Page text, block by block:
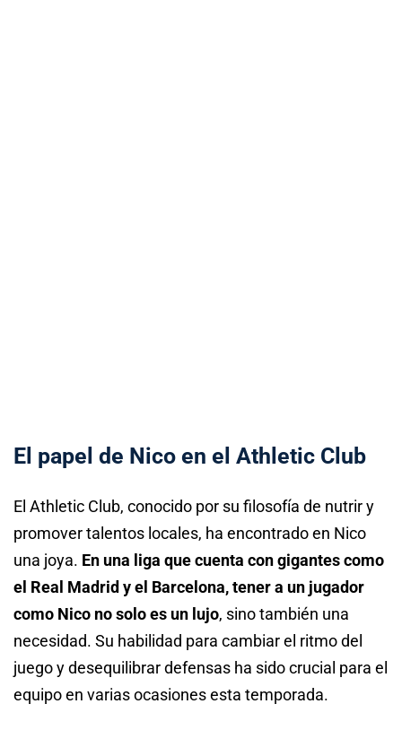
El papel de Nico en el Athletic Club
El Athletic Club, conocido por su filosofía de nutrir y
promover talentos locales, ha encontrado en Nico
una joya. En una liga que cuenta con gigantes como
el Real Madrid y el Barcelona, tener a un jugador
como Nico no solo es un lujo, sino también una
necesidad. Su habilidad para cambiar el ritmo del
juego y desequilibrar defensas ha sido crucial para el
equipo en varias ocasiones esta temporada.